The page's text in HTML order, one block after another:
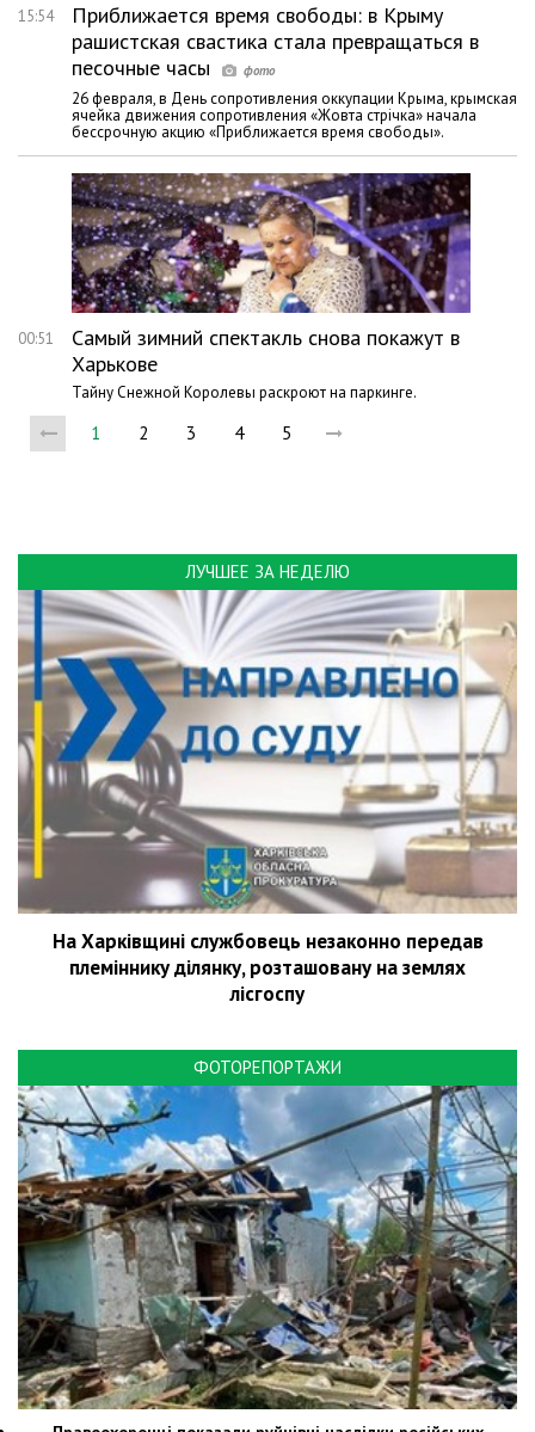
15:54
Приближается время свободы: в Крыму
рашистская свастика стала превращаться в
песочные часы
26 февраля, в День сопротивления оккупации Крыма, крымская
ячейка движения сопротивления «Жовта стрічка» начала
бессрочную акцию «Приближается время свободы».
00:51
Самый зимний спектакль снова покажут в
Харькове
Тайну Снежной Королевы раскроют на паркинге.
1 2 3 4 5
ЛУЧШЕЕ ЗА НЕДЕЛЮ
На Харківщині службовець незаконно передав
племіннику ділянку, розташовану на землях
лісгоспу
ФОТОРЕПОРТАЖИ